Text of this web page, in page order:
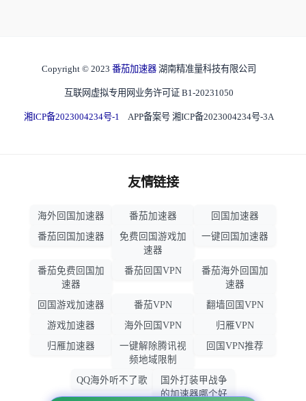
Copyright © 2023 番茄加速器 湖南精准量科技有限公司
互联网虚拟专用网业务许可证 B1-20231050
湘ICP备2023004234号-1 APP备案号 湘ICP备2023004234号-3A
友情链接
海外回国加速器 番茄加速器
回国加速器
番茄回国加速器
免费回国游戏加
速器
一键回国加速器
番茄免费回国加
速器
番茄回国VPN
番茄海外回国加
速器
回国游戏加速器
番茄VPN
翻墙回国VPN
游戏加速器
海外回国VPN
归雁VPN
归雁加速器
一键解除腾讯视
频地域限制
回国VPN推荐
QQ海外听不了歌
国外打装甲战争
的加速器哪个好